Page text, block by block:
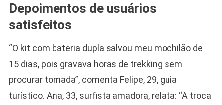
Depoimentos de usuários
satisfeitos
“O kit com bateria dupla salvou meu mochilão de
15 dias, pois gravava horas de trekking sem
procurar tomada”, comenta Felipe, 29, guia
turístico. Ana, 33, surfista amadora, relata: “A troca